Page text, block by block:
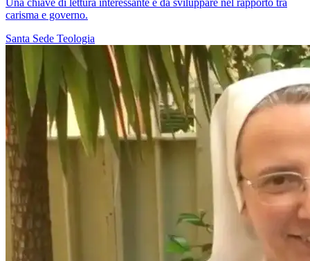
Una chiave di lettura interessante e da sviluppare nel rapporto tra
carisma e governo.
Santa Sede Teologia